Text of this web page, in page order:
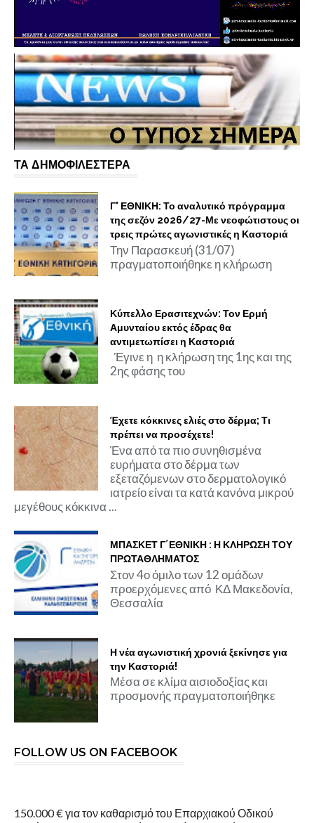
ΤΑ ΔΗΜΟΦΙΛΕΣΤΕΡΑ
Γ' ΕΘΝΙΚΗ: Το αναλυτικό πρόγραμμα
της σεζόν 2026/27-Με νεοφώτιστους οι
τρεις πρώτες αγωνιστικές η Καστοριά
Την Παρασκευή (31/07)
πραγματοποιήθηκε η κλήρωση
Κύπελλο Ερασιτεχνών: Τον Ερμή
Αμυνταίου εκτός έδρας θα
αντιμετωπίσει η Καστοριά
Έγινε η η κλήρωση της 1ης και της
2ης φάσης του
Έχετε κόκκινες ελιές στο δέρμα; Τι
πρέπει να προσέχετε!
Ένα από τα πιο συνηθισμένα
ευρήματα στο δέρμα των
εξεταζόμενων στο δερματολογικό
ιατρείο είναι τα κατά κανόνα μικρού
μεγέθους κόκκινα ...
ΜΠΑΣΚΕΤ Γ΄ΕΘΝΙΚΗ : Η ΚΛΗΡΩΣΗ ΤΟΥ
ΠΡΩΤΑΘΛΗΜΑΤΟΣ
Στον 4ο όμιλο των 12 ομάδων
προερχόμενες από ΚΔ Μακεδονία,
Θεσσαλία
Η νέα αγωνιστική χρονιά ξεκίνησε για
την Καστοριά!
Μέσα σε κλίμα αισιοδοξίας και
προσμονής πραγματοποιήθηκε
FOLLOW US ON FACEBOOK
150.000 € για τον καθαρισμό του Επαρχιακού Οδικού